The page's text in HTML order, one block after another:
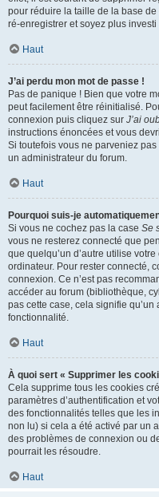
pour réduire la taille de la base
ré-enregistrer et soyez plus investi
Haut
J’ai perdu mon mot de passe !
Pas de panique ! Bien que votre
peut facilement être réinitialisé.
connexion puis cliquez sur J’ai
instructions énoncées et vous
Si toutefois vous ne parveniez
un administrateur du forum.
Haut
Pourquoi suis-je
Si vous ne cochez pas la case Se
vous ne resterez connecté que
que quelqu’un d’autre utilise
ordinateur. Pour rester connecté,
connexion. Ce n’est pas
accéder au forum (bibliothèque,
pas cette case, cela signifie
fonctionnalité.
Haut
À quoi sert « Supprimer les
Cela supprime tous les cookies
paramètres d’authentification et
des fonctionnalités telles que les
non lu) si cela a été activé par un
des problèmes de connexion ou
pourrait les résoudre.
Haut